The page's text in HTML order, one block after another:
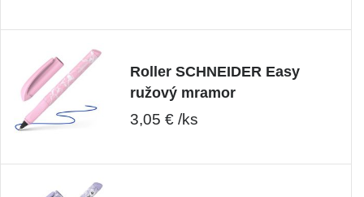
Roller SCHNEIDER Easy
ružový mramor
3,05 € /ks